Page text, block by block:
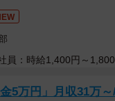
万博の訪問客を伊勢
山田～鳥羽）の建設
鳥羽へは、国鉄が乗
員：時給1,400円～1,800
5万円」月収31万